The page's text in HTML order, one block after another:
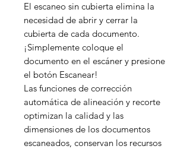
El escaneo sin cubierta elimina la
necesidad de abrir y cerrar la
cubierta de cada documento.
¡Simplemente coloque el
documento en el escáner y presione
el botón Escanear!
Las funciones de corrección
automática de alineación y recorte
optimizan la calidad y las
dimensiones de los documentos
escaneados, conservan los recursos